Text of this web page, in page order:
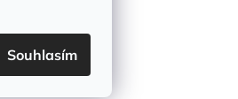
Souhlasím